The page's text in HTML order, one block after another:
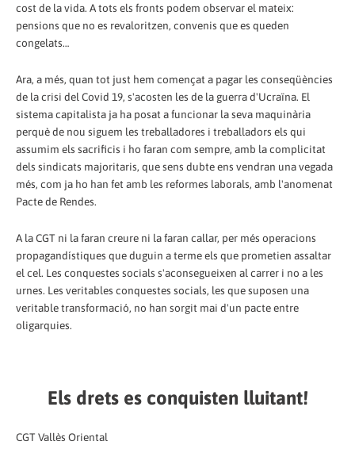
cost de la vida. A tots els fronts podem observar el mateix:
pensions que no es revaloritzen, convenis que es queden
congelats…
Ara, a més, quan tot just hem començat a pagar les conseqüències
de la crisi del Covid 19, s'acosten les de la guerra d'Ucraïna. El
sistema capitalista ja ha posat a funcionar la seva maquinària
perquè de nou siguem les treballadores i treballadors els qui
assumim els sacrificis i ho faran com sempre, amb la complicitat
dels sindicats majoritaris, que sens dubte ens vendran una vegada
més, com ja ho han fet amb les reformes laborals, amb l'anomenat
Pacte de Rendes.
A la CGT ni la faran creure ni la faran callar, per més operacions
propagandístiques que duguin a terme els que prometien assaltar
el cel. Les conquestes socials s'aconsegueixen al carrer i no a les
urnes. Les veritables conquestes socials, les que suposen una
veritable transformació, no han sorgit mai d'un pacte entre
oligarquies.
Els drets es conquisten lluitant!
CGT Vallès Oriental